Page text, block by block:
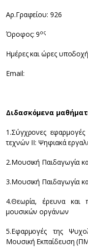
Αρ.Γραφείου: 926
Όροφος: 9ος
Ημέρες και ώρες
Email:
Διδασκόμενα
1.Σύγχρονες
τεχνών ΙΙ: Ψηφιακά
2.Μουσική Παιδαγωγία
3.Μουσική Παιδαγωγία
4.Θεωρία, έρευνα και
μουσικών οργάνων
5.Εφαρμογές της
Μουσική Εκπαίδευση